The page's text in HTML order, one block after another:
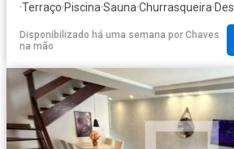
·Terraço·Piscina·Sauna·Churrasqueira·
Disponibilizado há uma semana por Chaves
na mão